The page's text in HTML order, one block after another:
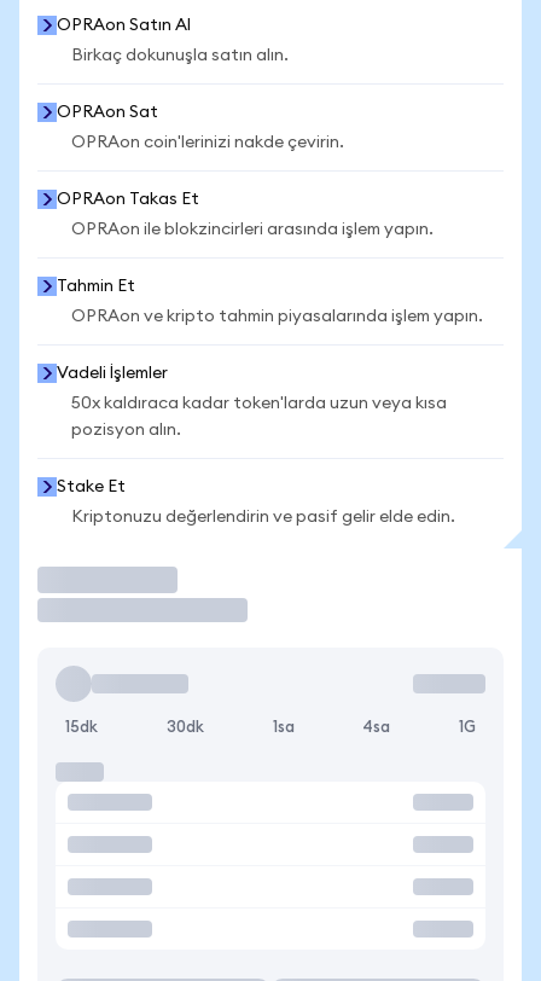
OPRAon Satın Al
Birkaç dokunuşla satın alın.
OPRAon Sat
OPRAon coin'lerinizi nakde çevirin.
OPRAon Takas Et
OPRAon ile blokzincirleri arasında işlem yapın.
Tahmin Et
OPRAon ve kripto tahmin piyasalarında işlem yapın.
Vadeli İşlemler
50x kaldıraca kadar token'larda uzun veya kısa
pozisyon alın.
Stake Et
Kriptonuzu değerlendirin ve pasif gelir elde edin.
15dk 30dk 1sa 4sa 1G